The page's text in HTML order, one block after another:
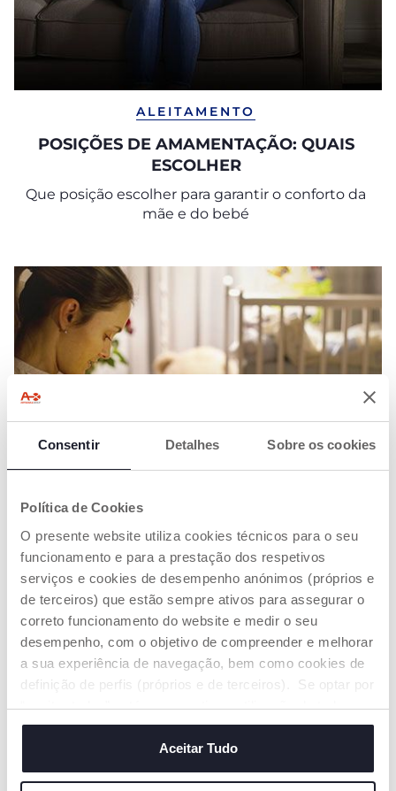
Consentir Detalhes Sobre os cookies
Política de Cookies
O presente website utiliza cookies técnicos para o seu
funcionamento e para a prestação dos respetivos
serviços e cookies de desempenho anónimos (próprios e
de terceiros) que estão sempre ativos para assegurar o
correto funcionamento do website e medir o seu
desempenho, com o objetivo de compreender e melhorar
a sua experiência de navegação, bem como cookies de
definição de perfis (próprios e de terceiros). Se optar por
“aceitar todos” está a consentir na utilização de todos os
cookies. Se quiser saber mais, alterar ou revogar o
consentimento de todos ou de alguns cookies, clique em
"mostrar detalhes". Ao fechar este aviso, está a
Aceitar Tudo
ALEITAMENTO
POSIÇÕES DE AMAMENTAÇÃO: QUAIS
ESCOLHER
Que posição escolher para garantir o conforto da
mãe e do bebé
ALEITAMENTO
COMO ESCOLHER AS ROUPAS PARA A
AMAMENTAÇÃO
Conselhos úteis sobre o que vestir durante o
período da amamentação